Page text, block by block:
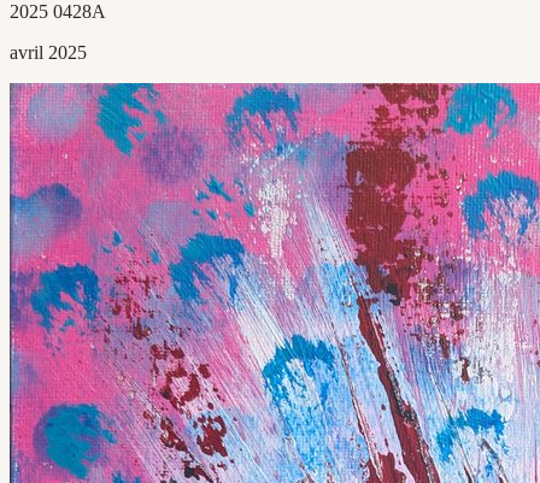
2025 0428A
avril 2025